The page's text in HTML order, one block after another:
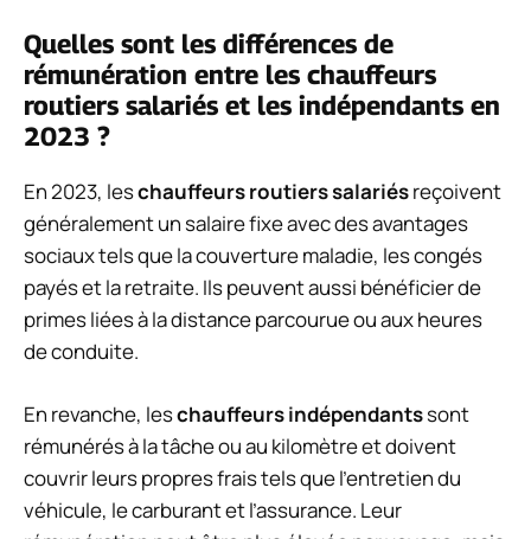
Quelles sont les différences de
rémunération entre les chauffeurs
routiers salariés et les indépendants en
2023 ?
En 2023, leschauffeurs routiers salariésreçoivent
généralement un salaire fixe avec des avantages
sociaux tels que la couverture maladie, les congés
payés et la retraite. Ils peuvent aussi bénéficier de
primes liées à la distance parcourue ou aux heures
de conduite.
En revanche, leschauffeurs indépendantssont
rémunérés à la tâche ou au kilomètre et doivent
couvrir leurs propres frais tels que l’entretien du
véhicule, le carburant et l’assurance. Leur